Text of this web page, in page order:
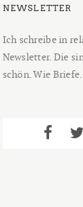
NEWSLETTER
Ich schreibe in
Newsletter. Die
schön. Wie Briefe.